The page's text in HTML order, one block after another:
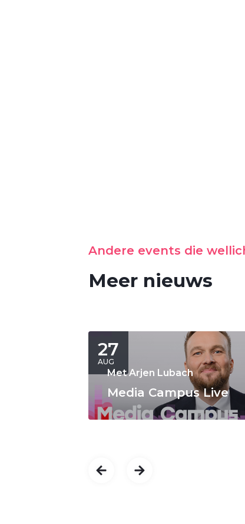
Andere events die
Meer nieuws
27
AUG
Met Arjen Lubach
Media Campus Live